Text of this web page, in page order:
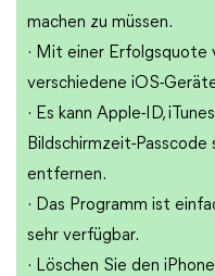
machen zu müssen.
· Mit einer Erfolgsquote
verschiedene iOS-
· Es kann Apple-ID,
Bildschirmzeit-
entfernen.
· Das Programm ist
sehr verfügbar.
· Löschen Sie den